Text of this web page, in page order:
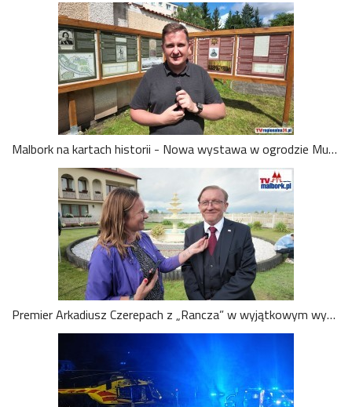
Malbork na kartach historii - Nowa wystawa w ogrodzie Muzeum Miasta Malborka. Dyrektor Tomasz Agejczych zaprasza. Zobacz wideo
Premier Arkadiusz Czerepach z „Rancza” w wyjątkowym wywiadzie dla TVMalbork! Powrót do Wilkowyj coraz bliżej